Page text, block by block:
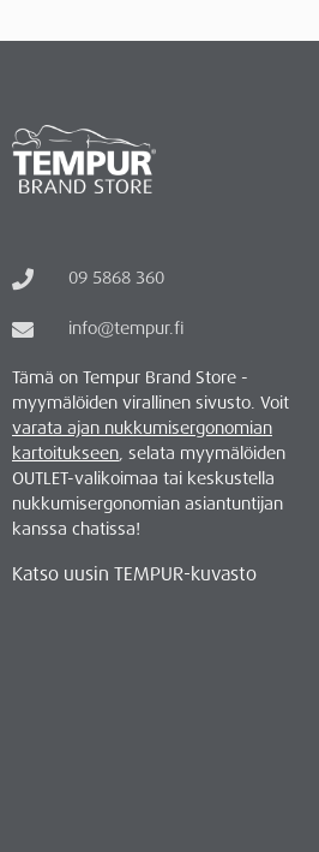
09 5868 360
info@tempur.fi
Tämä on Tempur Brand Store -
myymälöiden virallinen sivusto. Voit
varata ajan nukkumisergonomian
kartoitukseen, selata myymälöiden
OUTLET-valikoimaa tai keskustella
nukkumisergonomian asiantuntijan
kanssa chatissa!
Katso uusin TEMPUR-kuvasto